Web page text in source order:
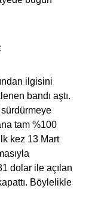
ilgisini
bandı aştı.
tam %100
kez 13 Mart
dolar ile açılan
Böylelikle